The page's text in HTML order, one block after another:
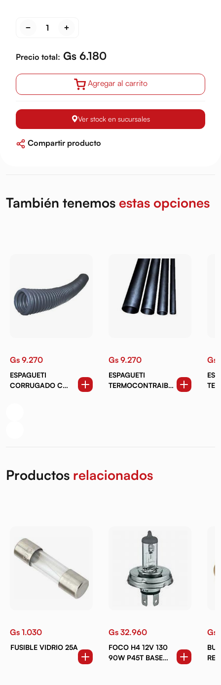
Precio total: Gs 6.180
Agregar al carrito
Ver stock en sucursales
Compartir producto
También tenemos estas opciones
Gs 9.270
ESPAGUETI
CORRUGADO C
Gs 9.270
ESPAGUETI
TERMOCONTRAIBLE
Gs
Productos relacionados
Gs 1.030
FUSIBLE VIDRIO 25A
Gs 32.960
FOCO H4 12V 130
90W P45T BASE
Gs